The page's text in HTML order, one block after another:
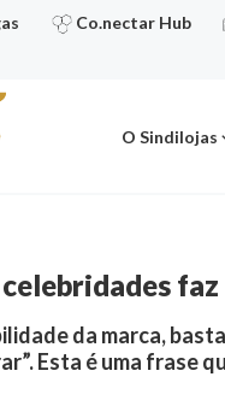
Co.nectar Hub
O Sindilojas
da marca,
Esta é uma frase